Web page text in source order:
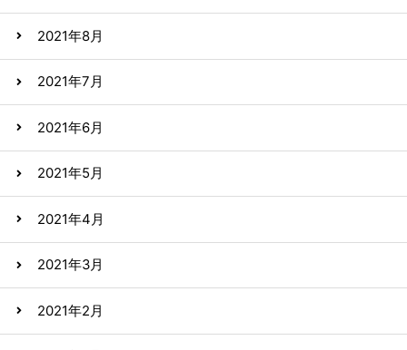
2021年8月
2021年7月
2021年6月
2021年5月
2021年4月
2021年3月
2021年2月